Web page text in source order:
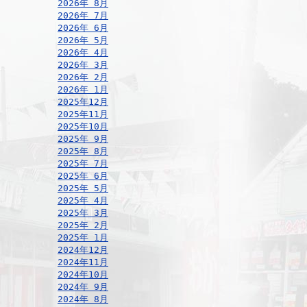
2026年 8月
2026年 7月
2026年 6月
2026年 5月
2026年 4月
2026年 3月
2026年 2月
2026年 1月
2025年12月
2025年11月
2025年10月
2025年 9月
2025年 8月
2025年 7月
2025年 6月
2025年 5月
2025年 4月
2025年 3月
2025年 2月
2025年 1月
2024年12月
2024年11月
2024年10月
2024年 9月
2024年 8月